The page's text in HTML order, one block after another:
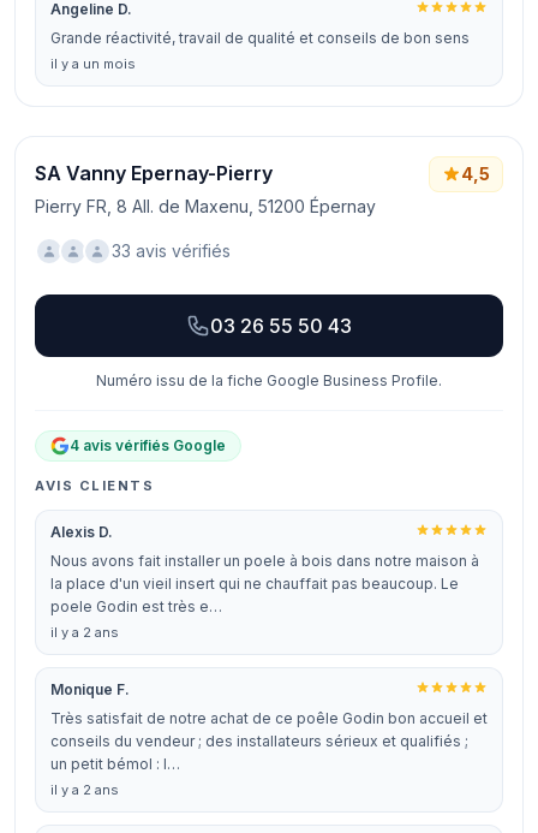
Angeline D.
Grande réactivité, travail de qualité et conseils de bon sens
il y a un mois
SA Vanny Epernay-Pierry
Pierry FR, 8 All. de Maxenu, 51200 Épernay
4,5
33 avis vérifiés
03 26 55 50 43
Numéro issu de la fiche Google Business Profile.
4 avis vérifiés Google
AVIS CLIENTS
Alexis D.
Nous avons fait installer un poele à bois dans notre maison à
la place d'un vieil insert qui ne chauffait pas beaucoup. Le
poele Godin est très e…
il y a 2 ans
Monique F.
Très satisfait de notre achat de ce poêle Godin bon accueil et
conseils du vendeur ; des installateurs sérieux et qualifiés ;
un petit bémol : l…
il y a 2 ans